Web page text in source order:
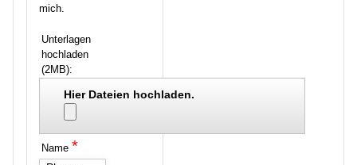
mich.
Unterlagen
hochladen
(2MB):
Hier Dateien hochladen.
Name *